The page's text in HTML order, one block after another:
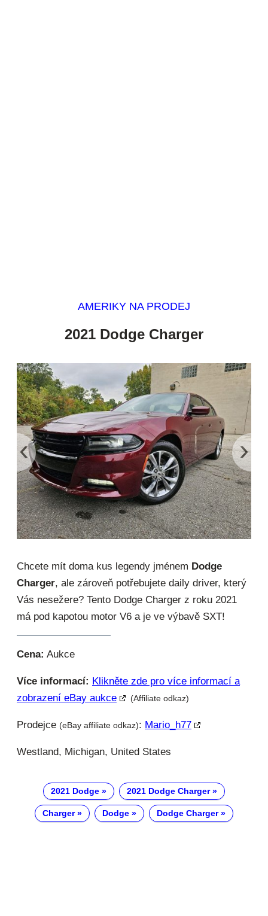
AMERIKY NA PRODEJ
2021 Dodge Charger
‹ ›
Chcete mít doma kus legendy jménem Dodge
Charger, ale zároveň potřebujete daily driver, který
Vás nesežere? Tento Dodge Charger z roku 2021
má pod kapotou motor V6 a je ve výbavě SXT!
Cena: Aukce
Více informací: Klikněte zde pro více informací a
zobrazení eBay aukce
(Affiliate odkaz)
Prodejce (eBay affiliate odkaz): Mario_h77
Westland, Michigan, United States
2021 Dodge 2021 Dodge Charger
Charger Dodge Dodge Charger